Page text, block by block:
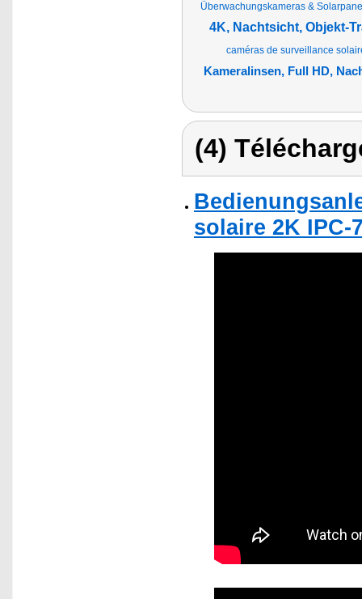
Überwachungskameras &
4K, Nachtsicht, Objekt-
caméras de surveillance
Kameralinsen, Full HD,
(4)
solaire 2K IPC-